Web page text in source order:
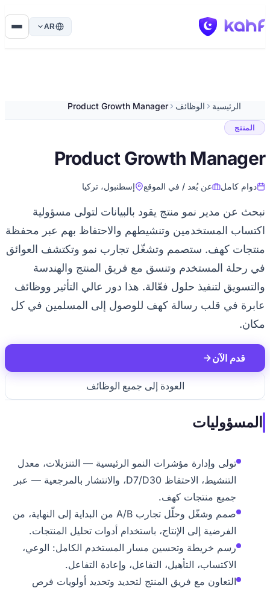
الرئيسية الوظائف Product Growth Manager
Product Growth
كامل عن بُعد / في الموقع إسطنبول، تركيا
مدير نمو منتج يقود بالبيانات لتولى مسؤولية
المستخدمين وتنشيطهم والاحتفاظ بهم عبر محفظة
كهف. ستصمم وتشغّل تجارب نمو وتكتشف العوائق
المستخدم وتنسق مع فريق المنتج والهندسة
لتنفيذ حلول فعّالة. هذا دور عالي التأثير ووظائف
في قلب رسالة كهف للوصول إلى المسلمين في كل
قدم الآن
العودة إلى جميع الوظائف
تولى وإدارة مؤشرات النمو الرئيسية — التنزيلات، معدل
التنشيط، الاحتفاظ D7/D30، والانتشار بالمرجعية — عبر
جميع منتجات كهف.
صمم وشغّل وحلّل تجارب A/B من البداية إلى النهاية، من
الفرضية إلى الإنتاج، باستخدام أدوات تحليل المنتجات.
رسم خريطة وتحسين مسار المستخدم الكامل: الوعي،
الاكتساب، التأهيل، التفاعل، وإعادة التفاعل.
التعاون مع فريق المنتج لتحديد وتحديد أولويات فرص